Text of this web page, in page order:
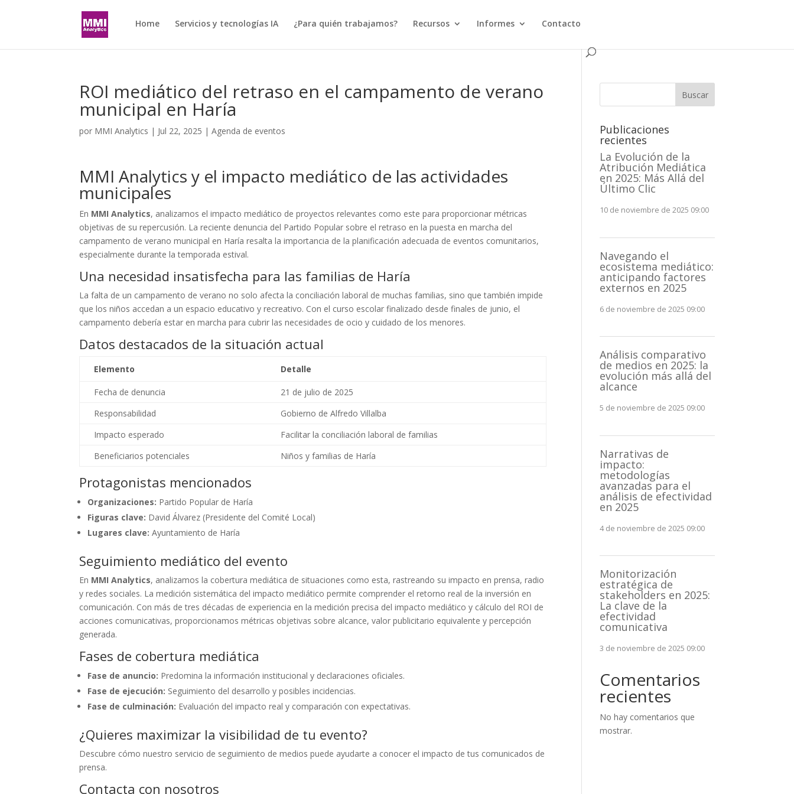
Home Servicios y tecnologías IA ¿Para quién trabajamos? Recursos Informes Contacto
ROI mediático del retraso en el campamento de verano
municipal en Haría
por MMI Analytics | Jul 22, 2025 |Agenda de eventos
MMI Analytics y el impacto mediático de las actividades
municipales
En MMI Analytics, analizamos el impacto mediático de proyectos relevantes como este para proporcionar métricas
objetivas de su repercusión. La reciente denuncia del Partido Popular sobre el retraso en la puesta en marcha del
campamento de verano municipal en Haría resalta la importancia de la planificación adecuada de eventos comunitarios,
especialmente durante la temporada estival.
Una necesidad insatisfecha para las familias de Haría
La falta de un campamento de verano no solo afecta la conciliación laboral de muchas familias, sino que también impide
que los niños accedan a un espacio educativo y recreativo. Con el curso escolar finalizado desde finales de junio, el
campamento debería estar en marcha para cubrir las necesidades de ocio y cuidado de los menores.
Datos destacados de la situación actual
Elemento Detalle
Fecha de denuncia
21 de julio de 2025
Responsabilidad
Gobierno de Alfredo Villalba
Impacto esperado
Facilitar la conciliación laboral de familias
Beneficiarios potenciales
Niños y familias de Haría
Protagonistas mencionados
Organizaciones: Partido Popular de Haría
Figuras clave: David Álvarez (Presidente del Comité Local)
Lugares clave: Ayuntamiento de Haría
Seguimiento mediático del evento
En MMI Analytics, analizamos la cobertura mediática de situaciones como esta, rastreando su impacto en prensa, radio
y redes sociales. La medición sistemática del impacto mediático permite comprender el retorno real de la inversión en
comunicación. Con más de tres décadas de experiencia en la medición precisa del impacto mediático y cálculo del ROI de
acciones comunicativas, proporcionamos métricas objetivas sobre alcance, valor publicitario equivalente y percepción
generada.
Fases de cobertura mediática
Fase de anuncio: Predomina la información institucional y declaraciones oficiales.
Fase de ejecución: Seguimiento del desarrollo y posibles incidencias.
Fase de culminación: Evaluación del impacto real y comparación con expectativas.
¿Quieres maximizar la visibilidad de tu evento?
Descubre cómo nuestro servicio de seguimiento de medios puede ayudarte a conocer el impacto de tus comunicados de
prensa.
Contacta con nosotros
Buscar
Publicaciones
recientes
La Evolución de la
Atribución Mediática
en 2025: Más Allá del
Último Clic
10 de noviembre de 2025 09:00
Navegando el
ecosistema mediático:
anticipando factores
externos en 2025
6 de noviembre de 2025 09:00
Análisis comparativo
de medios en 2025: la
evolución más allá del
alcance
5 de noviembre de 2025 09:00
Narrativas de
impacto:
metodologías
avanzadas para el
análisis de efectividad
en 2025
4 de noviembre de 2025 09:00
Monitorización
estratégica de
stakeholders en 2025:
La clave de la
efectividad
comunicativa
3 de noviembre de 2025 09:00
Comentarios
recientes
No hay comentarios que
mostrar.